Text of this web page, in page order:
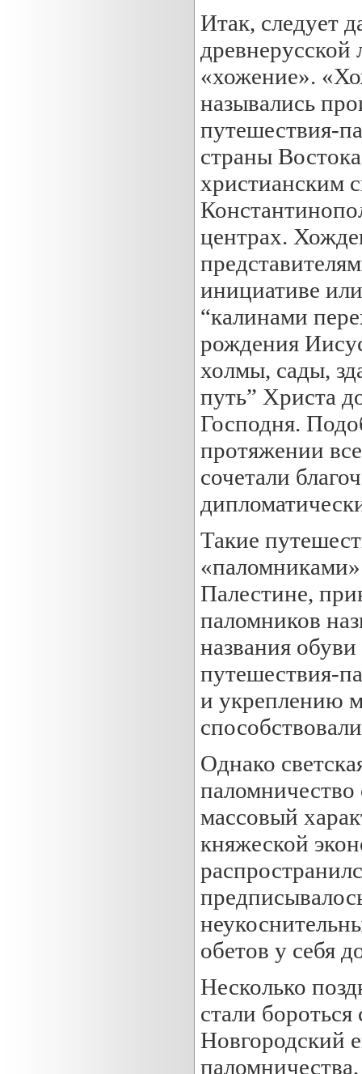
Итак, следует
«хожение».
назывались
путешествия-
страны
христианским
центрах.
инициативе
“калинами
рождения
холмы, сады,
путь” Христа
Господня.
протяжении
сочетали
Такие
Палестине,
паломников
названия
путешествия-
и укреплению
Однако
паломничество
массовый
княжеской
обетов у себя
Несколько
стали
Новгородский